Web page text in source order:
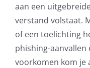
aan een
verstand volstaat.
of een toelichting
phishing-aanvallen
voorkomen kom je